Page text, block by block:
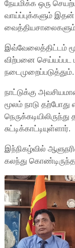
நேயமிக்க ஒரு
வாய்ப்புக்களும்
இவ்வேலைத்திட்டம்
விற்பனை
நடைமுறைப்படுத்தும்.
நாட்டுக்கு
மூலம் நாடு தற்போது
சுட்டிக்காட்டியுள்ளார்.
இந்நிகழ்வில்
கலந்து